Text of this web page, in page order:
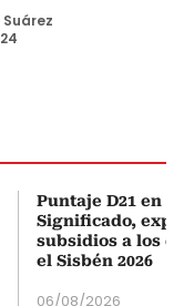
Puntaje D21 en
Significado,
subsidios a los
el Sisbén 2026
06/08/2026